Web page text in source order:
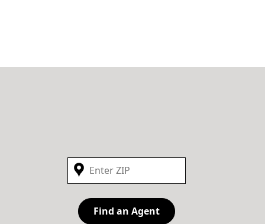
Find an Agent